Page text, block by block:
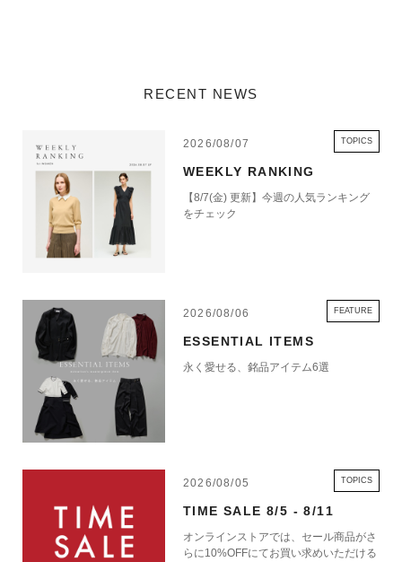
RECENT NEWS
2026/08/07 TOPICS
WEEKLY RANKING
【8/7(金) 更新】今週の人気ランキング
をチェック
2026/08/06 FEATURE
ESSENTIAL ITEMS
永く愛せる、銘品アイテム6選
2026/08/05 TOPICS
TIME SALE 8/5 - 8/11
オンラインストアでは、セール商品がさ
らに10%OFFにてお買い求めいただける